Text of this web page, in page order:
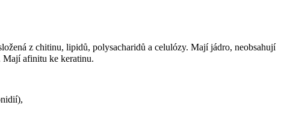
z chitinu, lipidů, polysacharidů a celulózy. Mají jádro, neobsahují
Mají afinitu ke keratinu.